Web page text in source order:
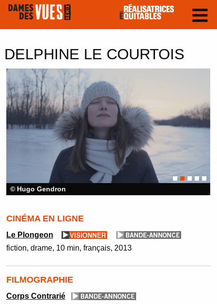
DELPHINE LE COURTOIS
© Hugo Gendron
CINÉMA EN LIGNE
Le Plongeon
fiction drame 10 min français 2013
FILMOGRAPHIE
Corps Contrarié